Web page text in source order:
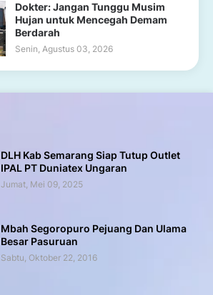
Dokter: Jangan Tunggu Musim
Hujan untuk Mencegah Demam
Berdarah
Senin, Agustus 03, 2026
DLH Kab Semarang Siap Tutup Outlet
IPAL PT Duniatex Ungaran
Jumat, Mei 09, 2025
Mbah Segoropuro Pejuang Dan Ulama
Besar Pasuruan
Sabtu, Oktober 22, 2016